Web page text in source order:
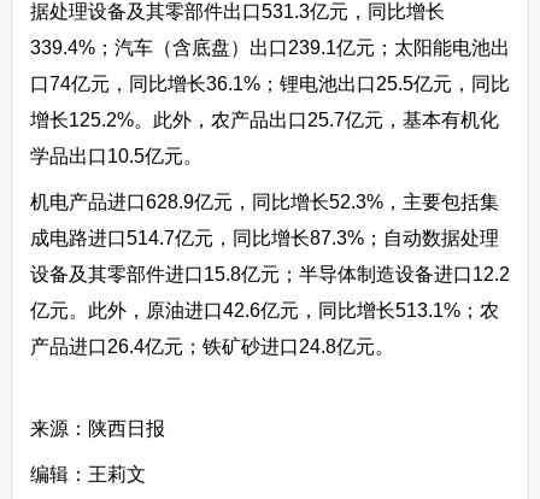
据处理设备及其零部件出口531.3亿元，同比增长
339.4%；汽车（含底盘）出口239.1亿元；太阳能电池出
口74亿元，同比增长36.1%；锂电池出口25.5亿元，同比
增长125.2%。此外，农产品出口25.7亿元，基本有机化
学品出口10.5亿元。
机电产品进口628.9亿元，同比增长52.3%，主要包括集
成电路进口514.7亿元，同比增长87.3%；自动数据处理
设备及其零部件进口15.8亿元；半导体制造设备进口12.2
亿元。此外，原油进口42.6亿元，同比增长513.1%；农
产品进口26.4亿元；铁矿砂进口24.8亿元。
来源：陕西日报
编辑：王莉文